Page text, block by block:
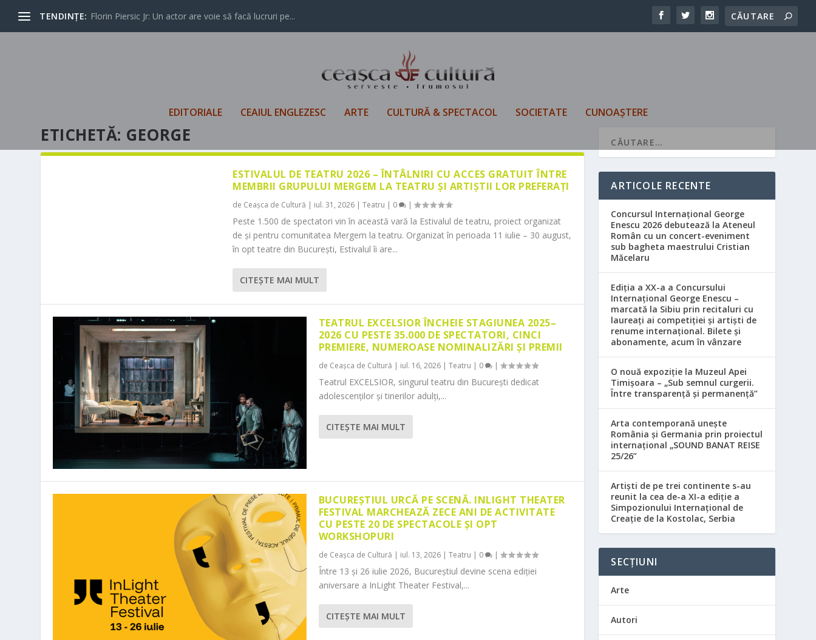
TENDINȚE: Florin Piersic Jr: Un actor are voie să facă lucruri pe...
EDITORIALE CEAIUL ENGLEZESC ARTE CULTURĂ & SPECTACOL SOCIETATE CUNOAȘTERE
ETICHETĂ: GEORGE
ESTIVALUL DE TEATRU 2026 – ÎNTÂLNIRI CU ACCES GRATUIT ÎNTRE
MEMBRII GRUPULUI MERGEM LA TEATRU ȘI ARTIȘTII LOR PREFERAȚI
de Ceașca de Cultură | iul. 31, 2026 |Teatru | 0 |
Peste 1.500 de spectatori vin în această vară la Estivalul de teatru, proiect organizat
de și pentru comunitatea Mergem la teatru. Organizat în perioada 11 iulie – 30 august,
în opt teatre din București, Estivalul îi are...
CITEŞTE MAI MULT
TEATRUL EXCELSIOR ÎNCHEIE STAGIUNEA 2025–
2026 CU PESTE 35.000 DE SPECTATORI, CINCI
PREMIERE, NUMEROASE NOMINALIZĂRI ȘI PREMII
de Ceașca de Cultură | iul. 16, 2026| Teatru | 0 |
Teatrul EXCELSIOR, singurul teatru din București dedicat
adolescenților și tinerilor adulți,...
CITEŞTE MAI MULT
BUCUREȘTIUL URCĂ PE SCENĂ. INLIGHT THEATER
FESTIVAL MARCHEAZĂ ZECE ANI DE ACTIVITATE
CU PESTE 20 DE SPECTACOLE ȘI OPT
WORKSHOPURI
de Ceașca de Cultură | iul. 13, 2026| Teatru | 0 |
Între 13 și 26 iulie 2026, Bucureștiul devine scena ediției
aniversare a InLight Theater Festival,...
CITEŞTE MAI MULT
ARTICOLE RECENTE
Concursul Internațional George
Enescu 2026 debutează la Ateneul
Român cu un concert-eveniment
sub bagheta maestrului Cristian
Măcelaru
Ediția a XX-a a Concursului
Internațional George Enescu –
marcată la Sibiu prin recitaluri cu
laureați ai competiției și artiști de
renume internațional. Bilete și
abonamente, acum în vânzare
O nouă expoziție la Muzeul Apei
Timișoara – „Sub semnul curgerii.
Între transparență și permanență”
Arta contemporană unește
România și Germania prin proiectul
internațional „SOUND BANAT REISE
25/26”
Artiști de pe trei continente s-au
reunit la cea de-a XI-a ediție a
Simpozionului Internațional de
Creație de la Kostolac, Serbia
SECȚIUNI
Arte
Autori